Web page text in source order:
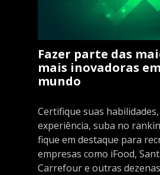
Fazer parte das
mais inovadoras
mundo
Certifique suas
experiência, suba no
fique em destaque para
empresas como iFood,
Carrefour e outras